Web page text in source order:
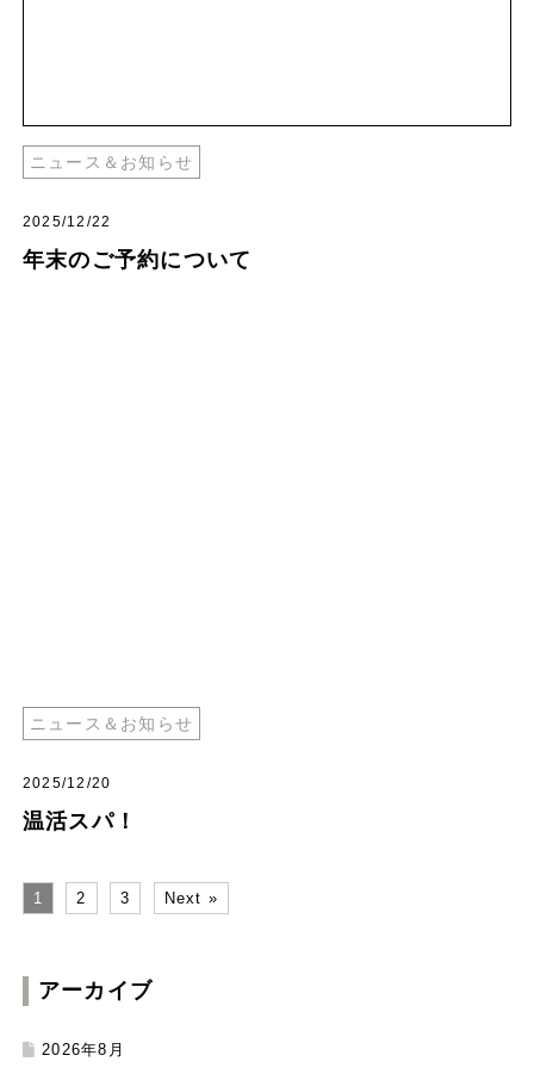
ニュース＆お知らせ
2025/12/22
年末のご予約について
ニュース＆お知らせ
2025/12/20
温活スパ！
1 2 3 Next »
アーカイブ
2026年8月